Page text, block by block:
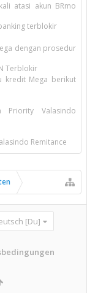
atasi akun BRmo
terblokir
dengan prosedur
Terblokir
kredit Mega berikut
Priority Valasindo
Remitance
[Du]